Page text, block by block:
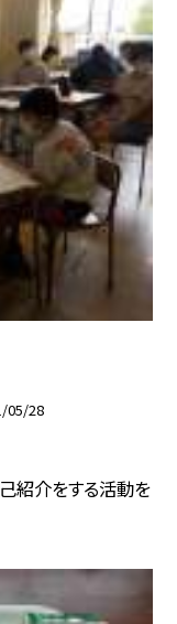
05/28
紹介をする活動を